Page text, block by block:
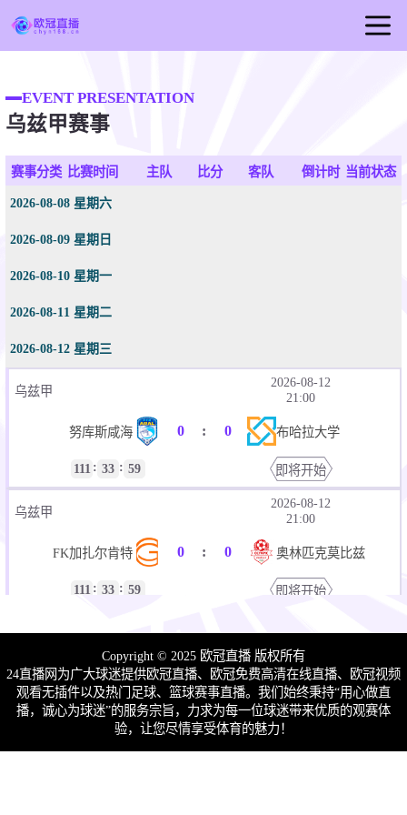
欧冠直播
足球直播
篮球直播
欧冠视频
欧冠新闻
EVENT PRESENTATION
乌兹甲赛事
赛事分类 比赛时间 主队 比分 客队 倒计时 当前状态
2026-08-08 星期六
2026-08-09 星期日
2026-08-10 星期一
2026-08-11 星期二
2026-08-12 星期三
乌兹甲
2026-08-12
21:00
努库斯咸海 0 : 0 布哈拉大学
111 : 33 : 59 即将开始
乌兹甲
2026-08-12
21:00
FK加扎尔肯特 0 : 0 奥林匹克莫比兹
111 : 33 : 59 即将开始
乌兹甲
加云 0 0 费尔干纳大学
111: 33 : 59 即将开始
乌兹甲
Copyright © 2025 欧冠直播 版权所有
24直播网为广大球迷提供欧冠直播、欧冠免费高清在线直播、欧冠视频
观看无插件以及热门足球、篮球赛事直播。我们始终秉持“用心做直
播，诚心为球迷”的服务宗旨，力求为每一位球迷带来优质的观赛体
验，让您尽情享受体育的魅力！